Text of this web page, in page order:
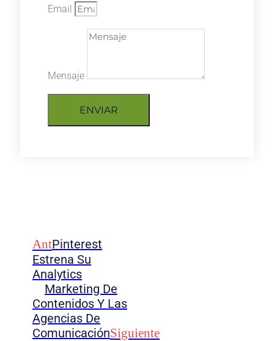
Email
Mensaje
ENVIAR
AntPinterest
Estrena Su
Analytics
Marketing De
Contenidos Y Las
Agencias De
ComunicaciónSiguiente